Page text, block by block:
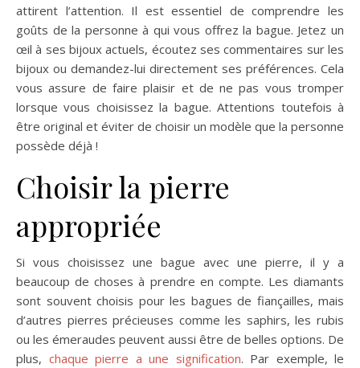
attirent l’attention. Il est essentiel de comprendre les
goûts de la personne à qui vous offrez la bague. Jetez un
œil à ses bijoux actuels, écoutez ses commentaires sur les
bijoux ou demandez-lui directement ses préférences. Cela
vous assure de faire plaisir et de ne pas vous tromper
lorsque vous choisissez la bague. Attentions toutefois à
être original et éviter de choisir un modèle que la personne
possède déjà !
Choisir la pierre
appropriée
Si vous choisissez une bague avec une pierre, il y a
beaucoup de choses à prendre en compte. Les diamants
sont souvent choisis pour les bagues de fiançailles, mais
d’autres pierres précieuses comme les saphirs, les rubis
ou les émeraudes peuvent aussi être de belles options. De
plus, chaque pierre a une signification. Par exemple, le